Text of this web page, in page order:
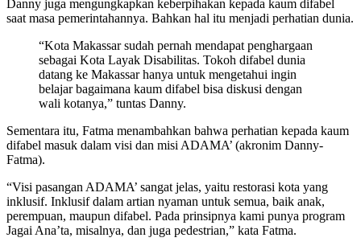
Danny juga mengungkapkan keberpihakan kepada kaum difabel
saat masa pemerintahannya. Bahkan hal itu menjadi perhatian dunia.
“Kota Makassar sudah pernah mendapat penghargaan
sebagai Kota Layak Disabilitas. Tokoh difabel dunia
datang ke Makassar hanya untuk mengetahui ingin
belajar bagaimana kaum difabel bisa diskusi dengan
wali kotanya,” tuntas Danny.
Sementara itu, Fatma menambahkan bahwa perhatian kepada kaum
difabel masuk dalam visi dan misi ADAMA’ (akronim Danny-
Fatma).
“Visi pasangan ADAMA’ sangat jelas, yaitu restorasi kota yang
inklusif. Inklusif dalam artian nyaman untuk semua, baik anak,
perempuan, maupun difabel. Pada prinsipnya kami punya program
Jagai Ana’ta, misalnya, dan juga pedestrian,” kata Fatma.